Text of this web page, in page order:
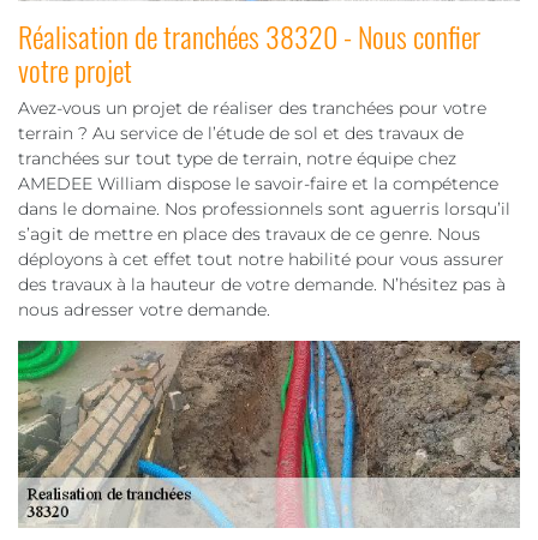
Réalisation de tranchées 38320 - Nous confier
votre projet
Avez-vous un projet de réaliser des tranchées pour votre
terrain ? Au service de l’étude de sol et des travaux de
tranchées sur tout type de terrain, notre équipe chez
AMEDEE William dispose le savoir-faire et la compétence
dans le domaine. Nos professionnels sont aguerris lorsqu’il
s’agit de mettre en place des travaux de ce genre. Nous
déployons à cet effet tout notre habilité pour vous assurer
des travaux à la hauteur de votre demande. N’hésitez pas à
nous adresser votre demande.